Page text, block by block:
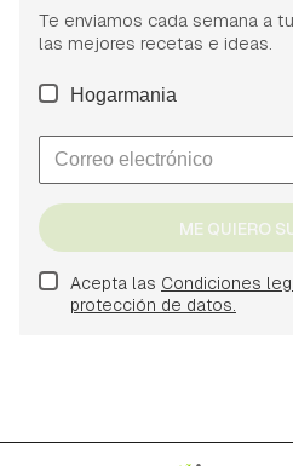
Te enviamos cada semana a
las mejores recetas e ideas.
Hogarmania
ME QUIERO
Acepta las Condiciones
protección de datos.